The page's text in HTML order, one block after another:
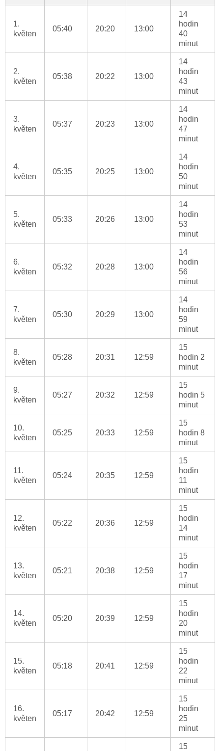
1.
květen
05:40 20:20 13:00
14
hodin
40
minut
2.
květen
05:38 20:22 13:00
14
hodin
43
minut
3.
květen
05:37 20:23 13:00
14
hodin
47
minut
4.
květen
05:35 20:25 13:00
14
hodin
50
minut
5.
květen
05:33 20:26 13:00
14
hodin
53
minut
6.
květen
05:32 20:28 13:00
14
hodin
56
minut
7.
květen
05:30 20:29 13:00
14
hodin
59
minut
8.
květen
05:28 20:31 12:59
15
hodin 2
minut
9.
květen
05:27 20:32 12:59
15
hodin 5
minut
10.
květen
05:25 20:33 12:59
15
hodin 8
minut
11.
květen
05:24 20:35 12:59
15
hodin
11
minut
12.
květen
05:22 20:36 12:59
15
hodin
14
minut
13.
květen
05:21 20:38 12:59
15
hodin
17
minut
14.
květen
05:20 20:39 12:59
15
hodin
20
minut
15.
květen
05:18 20:41 12:59
15
hodin
22
minut
16.
květen
05:17 20:42 12:59
15
hodin
25
minut
15